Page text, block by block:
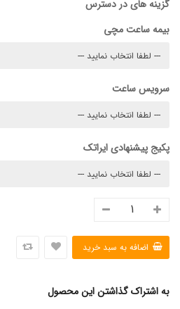
گزینه های در دسترس
بیمه ساعت مچی
سرویس ساعت
پکیج پیشنهادی ایراتک
به اشتراک گذاشتن این محصول